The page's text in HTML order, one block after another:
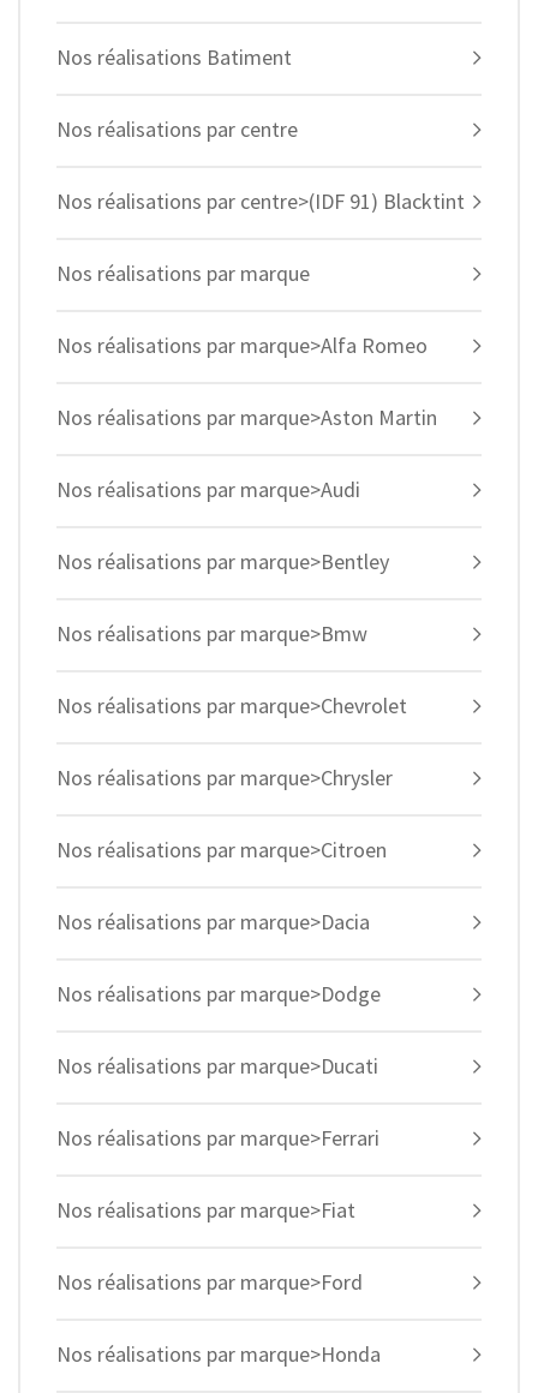
Nos réalisations Batiment
Nos réalisations par centre
Nos réalisations par centre>(IDF 91) Blacktint
Nos réalisations par marque
Nos réalisations par marque>Alfa Romeo
Nos réalisations par marque>Aston Martin
Nos réalisations par marque>Audi
Nos réalisations par marque>Bentley
Nos réalisations par marque>Bmw
Nos réalisations par marque>Chevrolet
Nos réalisations par marque>Chrysler
Nos réalisations par marque>Citroen
Nos réalisations par marque>Dacia
Nos réalisations par marque>Dodge
Nos réalisations par marque>Ducati
Nos réalisations par marque>Ferrari
Nos réalisations par marque>Fiat
Nos réalisations par marque>Ford
Nos réalisations par marque>Honda